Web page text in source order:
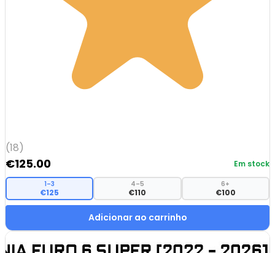
(18)
€125.00 Em stock
1–3
€125
4–5
€110
6+
€100
Adicionar ao carrinho